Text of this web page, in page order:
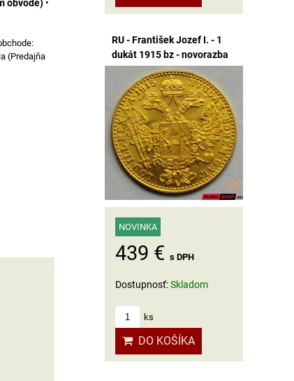
obvode) •
(Predajňa
RU - František Jozef I. - 1
dukát 1915 bz - novorazba
NOVINKA
439 € s DPH
Dostupnosť:Skladom
ks
DO KOŠÍKA